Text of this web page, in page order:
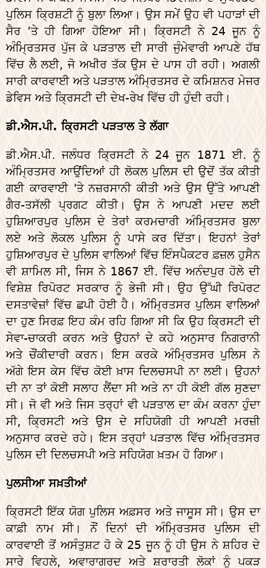
ਪੁਲਿਸ ਕ੍ਰਿਸ਼ਟੀ ਨੂੰ ਬੁਲਾ ਲਿਆ। ਉਸ ਸਮੇਂ ਉਹ ਵੀ ਪਹਾੜਾਂ ਦੀ
ਸੈਰ ’ਤੇ ਹੀ ਗਿਆ ਹੋਇਆ ਸੀ। ਕ੍ਰਿਸਟੀ ਨੇ 24 ਜੂਨ ਨੂੰ
ਅੰਮ੍ਰਿਤਸਰ ਪੁੱਜ ਕੇ ਪੜਤਾਲ ਦੀ ਸਾਰੀ ਜੁੰਮੇਵਾਰੀ ਆਪਣੇ ਹੱਥ
ਵਿੱਚ ਲੈ ਲਈ, ਜੋ ਅਖੀਰ ਤੱਕ ਉਸ ਦੇ ਪਾਸ ਹੀ ਰਹੀ। ਅਗਲੀ
ਸਾਰੀ ਕਾਰਵਾਈ ਅਤੇ ਪੜਤਾਲ ਅੰਮ੍ਰਿਤਸਰ ਦੇ ਕਮਿਸ਼ਨਰ ਮੇਜਰ
ਡੇਵਿਸ ਅਤੇ ਕ੍ਰਿਸਟੀ ਦੀ ਦੇਖ-ਰੇਖ ਵਿੱਚ ਹੀ ਹੁੰਦੀ ਰਹੀ।
ਡੀ.ਐਸ.ਪੀ. ਕ੍ਰਿਸਟੀ ਪੜਤਾਲ ਤੇ ਲੱਗਾ
ਡੀ.ਐਸ.ਪੀ. ਜਲੰਧਰ ਕ੍ਰਿਸਟੀ ਨੇ 24 ਜੂਨ 1871 ਈ. ਨੂੰ
ਅੰਮ੍ਰਿਤਸਰ ਆਉਂਦਿਆਂ ਹੀ ਲੋਕਲ ਪੁਲਿਸ ਦੀ ਉਦੋਂ ਤੱਕ ਕੀਤੀ
ਗਈ ਕਾਰਵਾਈ 'ਤੇ ਨਜ਼ਰਸਾਨੀ ਕੀਤੀ ਅਤੇ ਉਸ ਉੱਤੇ ਆਪਣੀ
ਗੈਰ-ਤਸੱਲੀ ਪ੍ਰਗਟ ਕੀਤੀ। ਉਸ ਨੇ ਆਪਣੀ ਮਦਦ ਲਈ
ਹੁਸ਼ਿਆਰਪੁਰ ਪੁਲਿਸ ਦੇ ਤੇਰਾਂ ਕਰਮਚਾਰੀ ਅੰਮ੍ਰਿਤਸਰ ਬੁਲਾ
ਲਏ ਅਤੇ ਲੋਕਲ ਪੁਲਿਸ ਨੂੰ ਪਾਸੇ ਕਰ ਦਿੱਤਾ। ਇਹਨਾਂ ਤੇਰਾਂ
ਹੁਸ਼ਿਆਰਪੁਰ ਦੇ ਪੁਲਿਸ ਵਾਲਿਆਂ ਵਿੱਚ ਇੰਸਪੈਕਟਰ ਫ਼ਜ਼ਲ ਹੁਸੈਨ
ਵੀ ਸ਼ਾਮਿਲ ਸੀ, ਜਿਸ ਨੇ 1867 ਈ. ਵਿੱਚ ਅਨੰਦਪੁਰ ਹੋਲੇ ਦੀ
ਵਿਸ਼ੇਸ਼ ਰਿਪੋਰਟ ਸਰਕਾਰ ਨੂੰ ਭੇਜੀ ਸੀ। ਉਹ ਉੱਘੀ ਰਿਪੋਰਟ
ਦਸਤਾਵੇਜ਼ਾਂ ਵਿੱਚ ਛਪੀ ਹੋਈ ਹੈ। ਅੰਮ੍ਰਿਤਸਰ ਪੁਲਿਸ ਵਾਲਿਆਂ
ਦਾ ਹੁਣ ਸਿਰਫ਼ ਇਹ ਕੰਮ ਰਹਿ ਗਿਆ ਸੀ ਕਿ ਉਹ ਕ੍ਰਿਸਟੀ ਦੀ
ਸੇਵਾ-ਚਾਕਰੀ ਕਰਨ ਅਤੇ ਉਹਨਾਂ ਦੇ ਕਹੇ ਅਨੁਸਾਰ ਨਿਗਰਾਨੀ
ਅਤੇ ਚੌਂਕੀਦਾਰੀ ਕਰਨ। ਇਸ ਕਰਕੇ ਅੰਮ੍ਰਿਤਸਰ ਪੁਲਿਸ ਨੇ
ਅੱਗੇ ਇਸ ਕੇਸ ਵਿੱਚ ਕੋਈ ਖ਼ਾਸ ਦਿਲਚਸਪੀ ਨਾ ਲਈ। ਉਹਨਾਂ
ਦੀ ਨਾ ਤਾਂ ਕੋਈ ਸਲਾਹ ਲੈਂਦਾ ਸੀ ਅਤੇ ਨਾ ਹੀ ਕੋਈ ਗੱਲ ਸੁਣਦਾ
ਸੀ। ਜੋ ਵੀ ਅਤੇ ਜਿਸ ਤਰ੍ਹਾਂ ਵੀ ਪੜਤਾਲ ਦਾ ਕੰਮ ਕਰਨਾ ਹੁੰਦਾ
ਸੀ, ਕ੍ਰਿਸਟੀ ਅਤੇ ਉਸ ਦੇ ਸਹਿਯੋਗੀ ਹੀ ਆਪਣੀ ਮਰਜ਼ੀ
ਅਨੁਸਾਰ ਕਰਦੇ ਰਹੇ। ਇਸ ਤਰ੍ਹਾਂ ਪੜਤਾਲ ਵਿੱਚ ਅੰਮ੍ਰਿਤਸਰ
ਪੁਲਿਸ ਦੀ ਦਿਲਚਸਪੀ ਅਤੇ ਸਹਿਯੋਗ ਖ਼ਤਮ ਹੋ ਗਿਆ।
ਪੁਲਸੀਆ ਸਖ਼ਤੀਆਂ
ਕ੍ਰਿਸਟੀ ਇੱਕ ਯੋਗ ਪੁਲਿਸ ਅਫ਼ਸਰ ਅਤੇ ਜਾਸੂਸ ਸੀ। ਉਸ ਦਾ
ਕਾਫ਼ੀ ਨਾਮ ਸੀ। ਨੌਂ ਦਿਨਾਂ ਦੀ ਅੰਮ੍ਰਿਤਸਰ ਪੁਲਿਸ ਦੀ
ਕਾਰਵਾਈ ਤੋਂ ਅਸੰਤੁਸ਼ਟ ਹੋ ਕੇ 25 ਜੂਨ ਨੂੰ ਹੀ ਉਸ ਨੇ ਸ਼ਹਿਰ ਦੇ
ਸਾਰੇ ਵਿਹਲੇ, ਅਵਾਰਾਗਰਦ ਅਤੇ ਸ਼ਰਾਰਤੀ ਲੋਕਾਂ ਨੂੰ ਪਕੜ